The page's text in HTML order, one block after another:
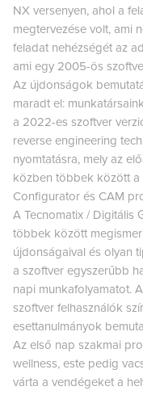
NX versenyen, ahol a
megtervezése volt, ami
feladat nehézségét az
ami egy 2005-ös
Az újdonságok
maradt el:
a 2022-es szoftver
reverse engineering
nyomtatásra, mely az
közben többek között a
Configurator és CAM
A Tecnomatix / Digitális
többek között
újdonságaival és olyan
a szoftver egyszerűbb
napi munkafolyamatot.
szoftver felhasználók
esettanulmányok
Az első nap szakmai
wellness, este pedig
várta a vendégeket a